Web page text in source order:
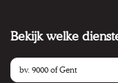
Bekijk welke